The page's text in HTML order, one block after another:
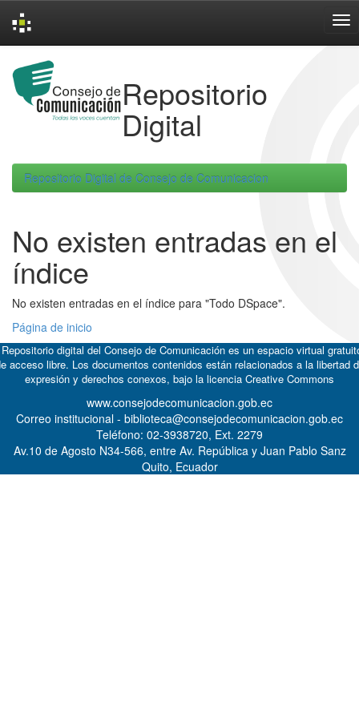
navigation
Repositorio
Digital
Repositorio Digital de Consejo de Comunicacion
No existen entradas en el
índice
No existen entradas en el índice para "Todo DSpace".
Página de inicio
digital del Consejo de Comunicación es un espacio virtual
acceso libre. Los documentos contenidos están relacionados a la libertad
expresión y derechos conexos, bajo la licencia Creative Commons
www.consejodecomunicacion.gob.ec
Correo institucional - biblioteca@consejodecomunicacion.gob.ec
Teléfono: 02-3938720, Ext. 2279
Av.10 de Agosto N34-566, entre Av. República y Juan Pablo Sanz
Quito, Ecuador